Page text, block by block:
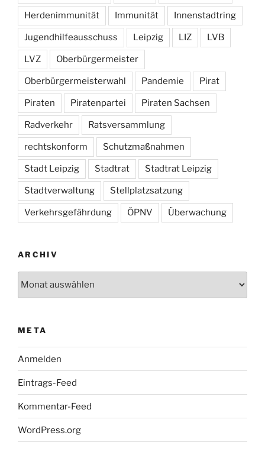
Herdenimmunität Immunität Innenstadtring
Jugendhilfeausschuss Leipzig LIZ LVB
LVZ Oberbürgermeister
Oberbürgermeisterwahl Pandemie Pirat
Piraten Piratenpartei Piraten Sachsen
Radverkehr Ratsversammlung
rechtskonform Schutzmaßnahmen
Stadt Leipzig Stadtrat Stadtrat Leipzig
Stadtverwaltung Stellplatzsatzung
Verkehrsgefährdung ÖPNV Überwachung
ARCHIV
META
Anmelden
Eintrags-Feed
Kommentar-Feed
WordPress.org